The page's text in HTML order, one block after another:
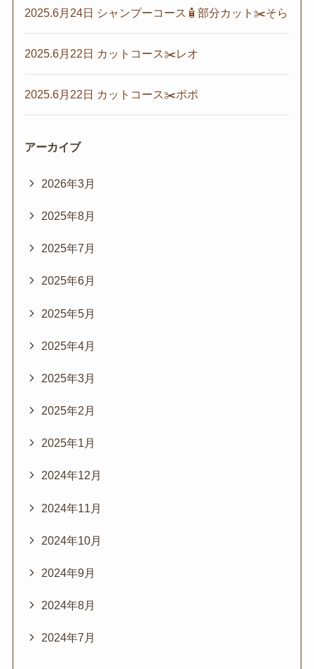
2025.6月24日 シャンプーコース🧴部分カット✂️そら
2025.6月22日 カットコース✂️レオ
2025.6月22日 カットコース✂️ポポ
アーカイブ
2026年3月
2025年8月
2025年7月
2025年6月
2025年5月
2025年4月
2025年3月
2025年2月
2025年1月
2024年12月
2024年11月
2024年10月
2024年9月
2024年8月
2024年7月